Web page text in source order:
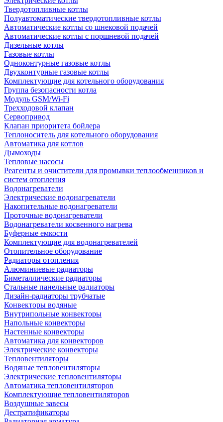
Твердотопливные котлы
Полуавтоматические твердотопливные котлы
Автоматические котлы со шнековой подачей
Автоматические котлы с поршневой подачей
Дизельные котлы
Газовые котлы
Одноконтурные газовые котлы
Двухконтурные газовые котлы
Комплектующие для котельного оборудования
Группа безопасности котла
Модуль GSM/Wi-Fi
Трехходовой клапан
Сервопривод
Клапан приоритета бойлера
Теплоноситель для котельного оборудования
Автоматика для котлов
Дымоходы
Тепловые насосы
Реагенты и очистители для промывки теплообменников и
систем отопления
Водонагреватели
Электрические водонагреватели
Накопительные водонагреватели
Проточные водонагреватели
Водонагреватели косвенного нагрева
Буферные емкости
Комплектующие для водонагревателей
Отопительное оборудование
Радиаторы отопления
Алюминиевые радиаторы
Биметаллические радиаторы
Стальные панельные радиаторы
Дизайн-радиаторы трубчатые
Конвекторы водяные
Внутрипольные конвекторы
Напольные конвекторы
Настенные конвекторы
Автоматика для конвекторов
Электрические конвекторы
Тепловентиляторы
Водяные тепловентиляторы
Электрические тепловентиляторы
Автоматика тепловентиляторов
Комплектующие тепловентиляторов
Воздушные завесы
Дестратификаторы